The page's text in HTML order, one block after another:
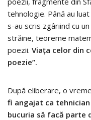
tehnologie. Până au
s-au scris zgâriind cu
străine, teoreme
poezii. Viața celor din
poezie”.
După eliberare, o
fi angajat ca
bucuria să facă parte